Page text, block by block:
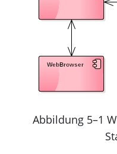
Abbildung 5–1